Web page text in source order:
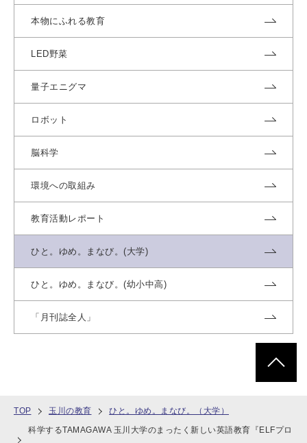
TOP 玉川の教育
ひと。ゆめ。まなび。（大学）
科学するTAMAGAWA 玉川大学のまったく新しい英語教育『ELFプロ
本物にふれる教育
LED野菜
量子エニグマ
ロボット
脳科学
環境への取組み
教育活動レポート
ひと。ゆめ。まなび。(大学)
ひと。ゆめ。まなび。(幼小中高)
「月刊誌全人」